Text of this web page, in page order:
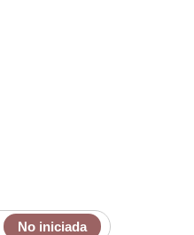
No iniciada